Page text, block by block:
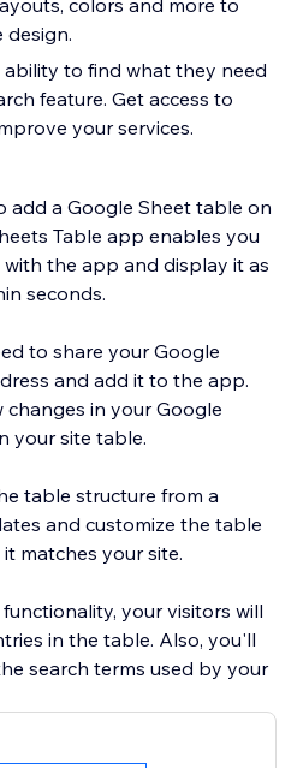
colors and more to
design.
ability to find what they need
feature. Get access to
your services.
add a Google Sheet table on
Table app enables you
the app and display it as
seconds.
to share your Google
and add it to the app.
changes in your Google
your site table.
table structure from a
and customize the table
matches your site.
your visitors will
in the table. Also, you'll
search terms used by your